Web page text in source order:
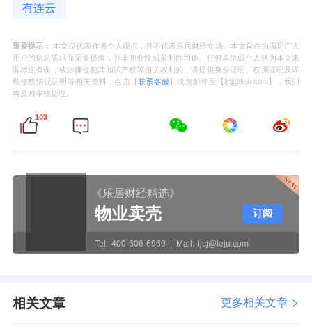
有连云
重要提示： 本文仅代表作者个人观点，并不代表乐居财经立场。本文旨在为满足广大
用户的信息需求而采集提供，并非商业性或盈利性用途。任何单位或个人认为本文来
源标注有误，或涉嫌侵犯其知识产权等相关权利的，请提供身份证明、权属证明及详
细侵权情况证明等相关资料，点击【联系客服 】或发邮件至【ljcj@leju.com】，我们
将及时审核处理。
103
《乐居财经精选》
物业卖壳
Tel: 400-606-6969 Mail: ljcj@leju.com
订阅
相关文章 更多相关文章